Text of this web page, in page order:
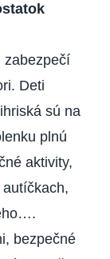
Deti
sú na
plnú
aktivity,
bezpečné